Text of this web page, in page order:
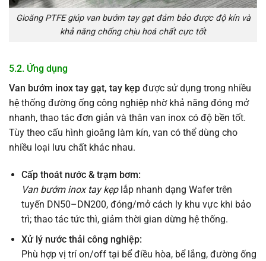
Gioăng PTFE giúp van bướm tay gạt đảm bảo được độ kín và
khả năng chống chịu hoá chất cực tốt
5.2. Ứng dụng
Van bướm inox tay gạt, tay kẹp được sử dụng trong nhiều
hệ thống đường ống công nghiệp nhờ khả năng đóng mở
nhanh, thao tác đơn giản và thân van inox có độ bền tốt.
Tùy theo cấu hình gioăng làm kín, van có thể dùng cho
nhiều loại lưu chất khác nhau.
Cấp thoát nước & trạm bơm:
Van bướm inox tay kẹplắp nhanh dạng Wafer trên
tuyến DN50–DN200, đóng/mở cách ly khu vực khi bảo
trì; thao tác tức thì, giảm thời gian dừng hệ thống.
Xử lý nước thải công nghiệp:
Phù hợp vị trí on/off tại bể điều hòa, bể lắng, đường ống